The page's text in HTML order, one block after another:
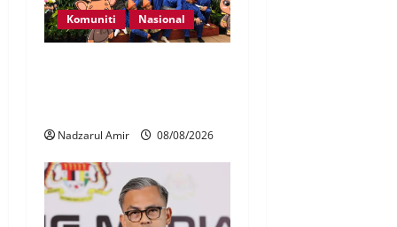
Komuniti Nasional
Nadzarul Amir 08/08/2026